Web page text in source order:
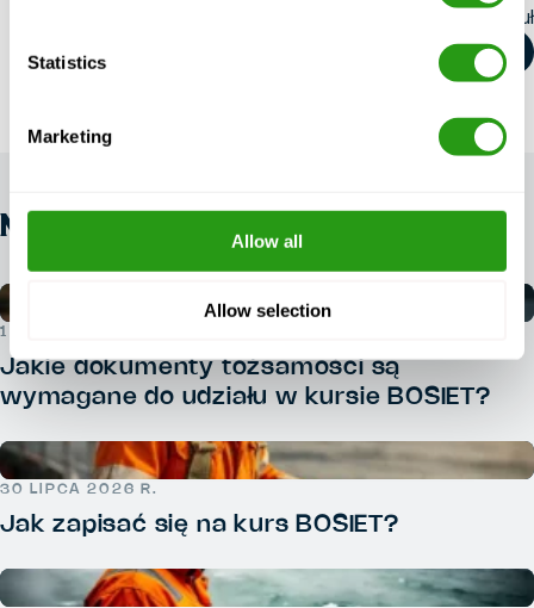
Statistics
Marketing
Allow all
Allow selection
Udostępnij ten artykuł
NEWS
1 SIERPNIA 2026 R.
Jakie dokumenty tożsamości są
wymagane do udziału w kursie BOSIET?
30 LIPCA 2026 R.
Jak zapisać się na kurs BOSIET?